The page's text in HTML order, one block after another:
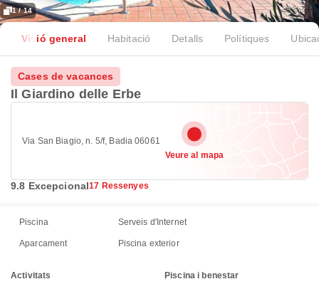
1 / 14
Visió general Habitació Detalls Polítiques
Cases de vacances
Il Giardino delle Erbe
Via San Biagio, n. 5/f, Badia 06061
Veure al mapa
9.8 Excepcional17 Ressenyes
Piscina Serveis d'Internet
Aparcament Piscina exterior
Activitats
Piscina i benestar